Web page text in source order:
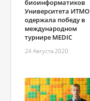
биоинформатиков
Университета ИТМО
одержала победу в
международном
турнире MEDIC
24 Августа 2020